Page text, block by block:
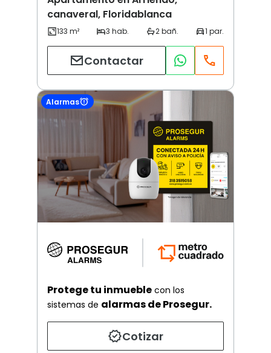
canaveral, Floridablanca
Contactar
Alarmas
Protege tu inmueble con los
sistemas de alarmas de Prosegur.
Cotizar